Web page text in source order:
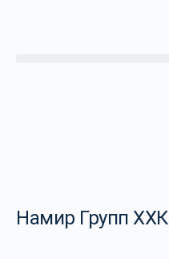
Намир Групп ХХК